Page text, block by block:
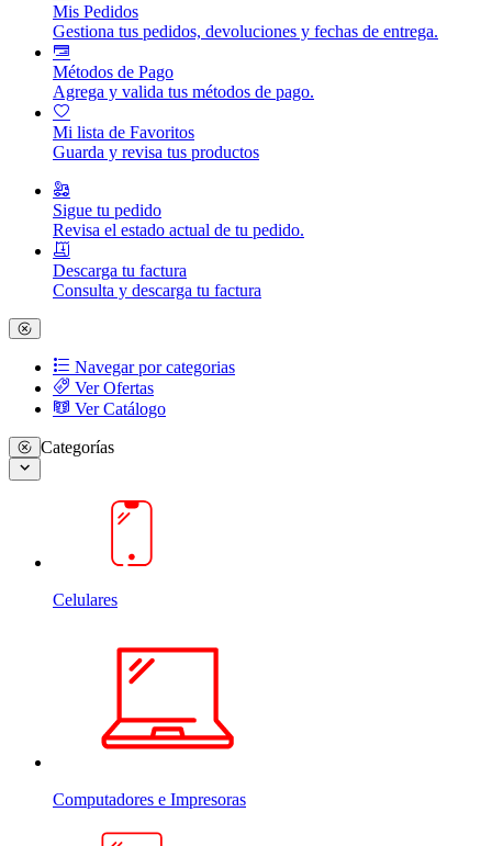
Mis Pedidos
Gestiona tus pedidos, devoluciones y fechas de entrega.
Métodos de Pago
Agrega y valida tus métodos de pago.
Mi lista de Favoritos
Guarda y revisa tus productos
Sigue tu pedido
Revisa el estado actual de tu pedido.
Descarga tu factura
Consulta y descarga tu factura
Navegar por categorias
Ver Ofertas
Ver Catálogo
Categorías
Celulares
Computadores e Impresoras